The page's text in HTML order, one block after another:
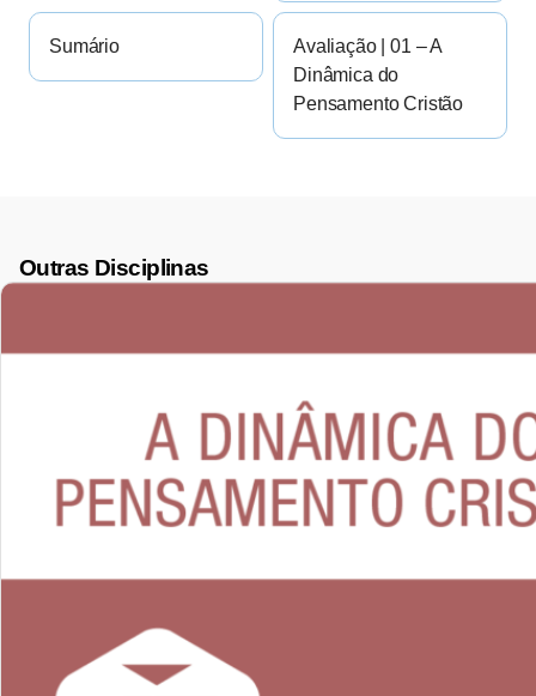
Sumário
Avaliação | 01 – A
Dinâmica do
Pensamento Cristão
Outras Disciplinas